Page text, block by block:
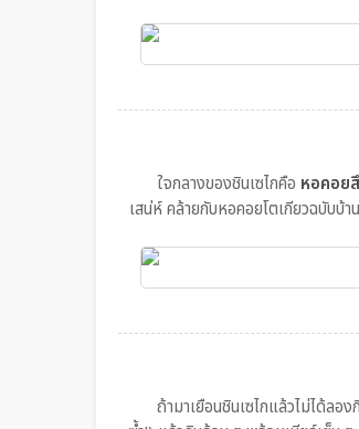
ใจกลางของชินเซไกคือ หอคอย
เสน่ห์ คล้ายกับหอคอยโตเกียวฉบับบ้
ถ้ามาเยือนชินเซไกแล้วไม่ได้ลอง